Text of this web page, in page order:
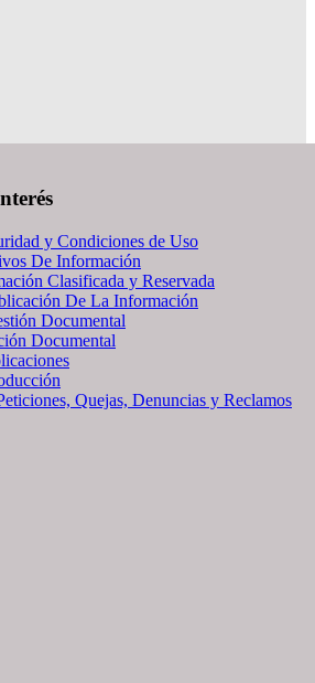
y Condiciones de Uso
De Información
Clasificada y Reservada
De La Información
Documental
Documental
Quejas, Denuncias y Reclamos